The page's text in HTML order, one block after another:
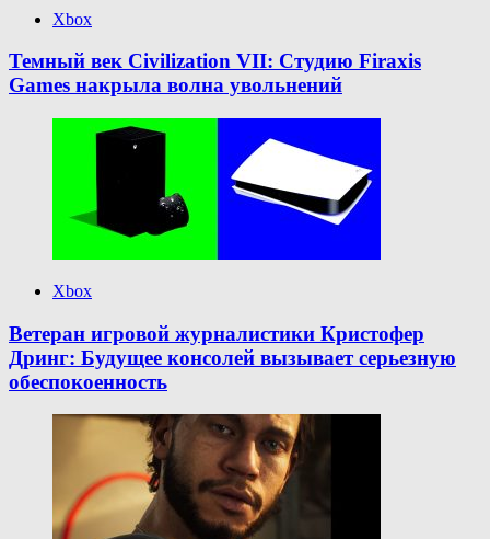
Xbox
Темный век Civilization VII: Студию Firaxis
Games накрыла волна увольнений
Xbox
Ветеран игровой журналистики Кристофер
Дринг: Будущее консолей вызывает серьезную
обеспокоенность